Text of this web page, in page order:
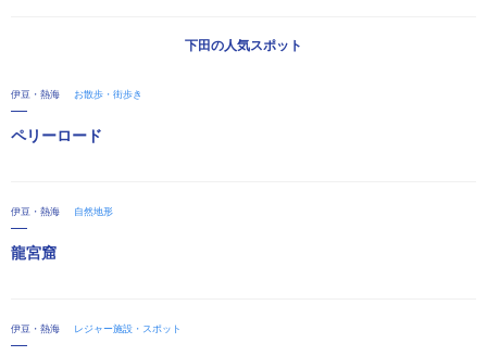
下田の人気スポット
伊豆・熱海 お散歩・街歩き
ペリーロード
伊豆・熱海 自然地形
龍宮窟
伊豆・熱海 レジャー施設・スポット